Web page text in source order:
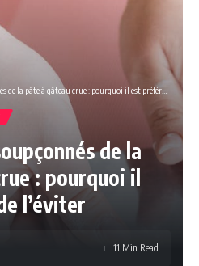
pâte à gâteau crue : pourquoi il est préférable de l’éviter
de la
: pourquoi il
l’éviter
11 Min Read